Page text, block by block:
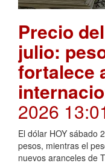
Precio
julio:
fortalece
2026
El dólar HOY sábado
pesos, mientras el
nuevos aranceles de